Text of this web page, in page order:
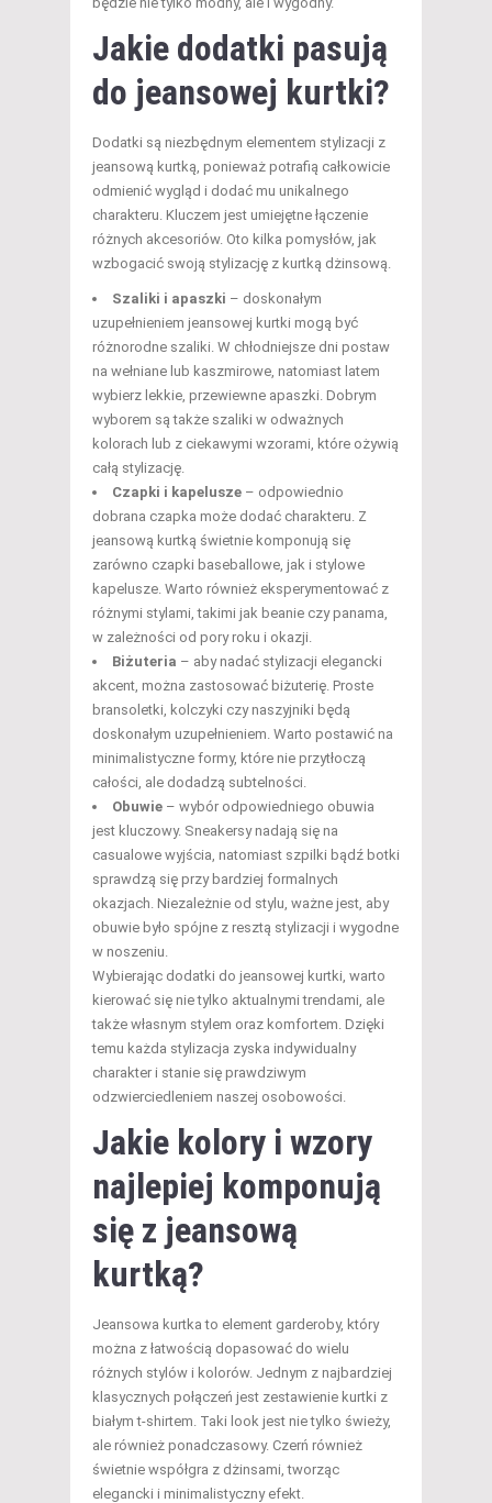
Jakie dodatki pasują
do jeansowej kurtki?
Dodatki są niezbędnym elementem stylizacji z
jeansową kurtką, ponieważ potrafią całkowicie
odmienić wygląd i dodać mu unikalnego
charakteru. Kluczem jest umiejętne łączenie
różnych akcesoriów. Oto kilka pomysłów, jak
wzbogacić swoją stylizację z kurtką dżinsową.
Szaliki i apaszki – doskonałym
uzupełnieniem jeansowej kurtki mogą być
różnorodne szaliki. W chłodniejsze dni postaw
na wełniane lub kaszmirowe, natomiast latem
wybierz lekkie, przewiewne apaszki. Dobrym
wyborem są także szaliki w odważnych
kolorach lub z ciekawymi wzorami, które ożywią
całą stylizację.
Czapki i kapelusze – odpowiednio
dobrana czapka może dodać charakteru. Z
jeansową kurtką świetnie komponują się
zarówno czapki baseballowe, jak i stylowe
kapelusze. Warto również eksperymentować z
różnymi stylami, takimi jak beanie czy panama,
w zależności od pory roku i okazji.
Biżuteria – aby nadać stylizacji elegancki
akcent, można zastosować biżuterię. Proste
bransoletki, kolczyki czy naszyjniki będą
doskonałym uzupełnieniem. Warto postawić na
minimalistyczne formy, które nie przytłoczą
całości, ale dodadzą subtelności.
Obuwie – wybór odpowiedniego obuwia
jest kluczowy. Sneakersy nadają się na
casualowe wyjścia, natomiast szpilki bądź botki
sprawdzą się przy bardziej formalnych
okazjach. Niezależnie od stylu, ważne jest, aby
obuwie było spójne z resztą stylizacji i wygodne
w noszeniu.
Wybierając dodatki do jeansowej kurtki, warto
kierować się nie tylko aktualnymi trendami, ale
także własnym stylem oraz komfortem. Dzięki
temu każda stylizacja zyska indywidualny
charakter i stanie się prawdziwym
odzwierciedleniem naszej osobowości.
Jakie kolory i wzory
najlepiej komponują
się z jeansową
kurtką?
Jeansowa kurtka to element garderoby, który
można z łatwością dopasować do wielu
różnych stylów i kolorów. Jednym z najbardziej
klasycznych połączeń jest zestawienie kurtki z
białym t-shirtem. Taki look jest nie tylko świeży,
ale również ponadczasowy. Czerń również
świetnie współgra z dżinsami, tworząc
elegancki i minimalistyczny efekt.